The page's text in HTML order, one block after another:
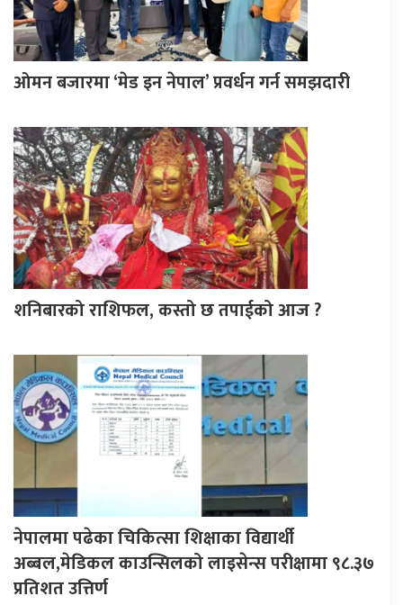
ओमन बजारमा ‘मेड इन नेपाल’ प्रवर्धन गर्न समझदारी
शनिबारको राशिफल, कस्तो छ तपाईको आज ?
नेपालमा पढेका चिकित्सा शिक्षाका विद्यार्थी
अब्बल,मेडिकल काउन्सिलको लाइसेन्स परीक्षामा ९८.३७
प्रतिशत उत्तिर्ण